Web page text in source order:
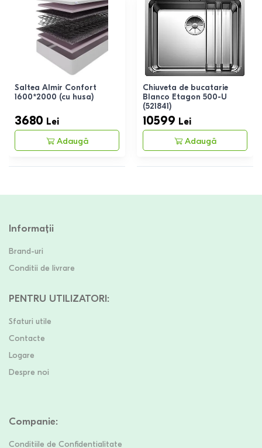
Saltea Almir Confort
1600*2000 (cu husa)
3680 Lei
Adaugă
Chiuveta de bucatarie
Blanco Etagon 500-U
(521841)
10599 Lei
Adaugă
Informații
Brand-uri
Conditii de livrare
PENTRU UTILIZATORI:
Sfaturi utile
Contacte
Logare
Despre noi
Companie:
Conditiile de Confidentialitate